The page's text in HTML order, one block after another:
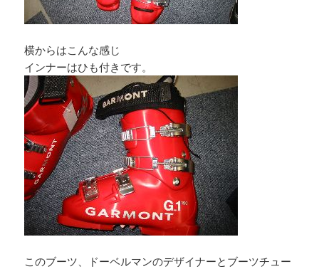
横からはこんな感じ
インナーはひも付きです。
このブーツ、ドーベルマンのデザイナーとブーツチュー